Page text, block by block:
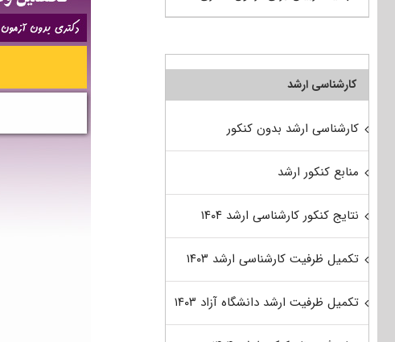
کارشناسی ارشد
کارشناسی ارشد بدون کنکور
منابع کنکور ارشد
نتایج کنکور کارشناسی ارشد ۱۴۰۴
تکمیل ظرفیت کارشناسی ارشد ۱۴۰۳
تکمیل ظرفیت ارشد دانشگاه آزاد ۱۴۰۳